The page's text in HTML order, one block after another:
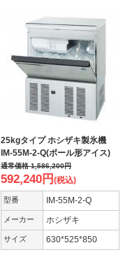
25kgタイプ ホシザキ製氷機
IM-55M-2-Q(ボール形アイス)
通常価格1,586,200円
592,240円 (税込)
型番 IM-55M-2-Q
メーカー ホシザキ
サイズ 630*525*850